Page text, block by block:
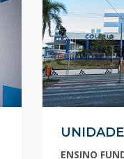
ENSINO